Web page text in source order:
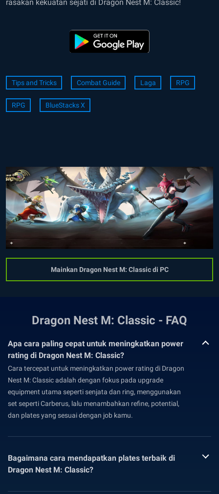
rasakan kekuatan sejati di Dragon Nest M: Classic!
Tips and Tricks Combat Guide Laga RPG
RPG BlueStacks X
Mainkan Dragon Nest M: Classic di PC
Dragon Nest M: Classic - FAQ
Apa cara paling cepat untuk meningkatkan power
rating di Dragon Nest M: Classic?
Cara tercepat untuk meningkatkan power rating di Dragon
Nest M: Classic adalah dengan fokus pada upgrade
equipment utama seperti senjata dan ring, menggunakan
set seperti Carberus, lalu menambahkan refine, potential,
dan plates yang sesuai dengan job kamu.
Bagaimana cara mendapatkan plates terbaik di
Dragon Nest M: Classic?